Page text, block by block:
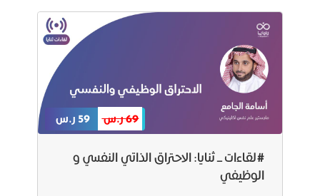
69 ر.س 59 ر.س
#لقاءات_ثنايا: الاحتراق الذاتي النفسي و
الوظيفي